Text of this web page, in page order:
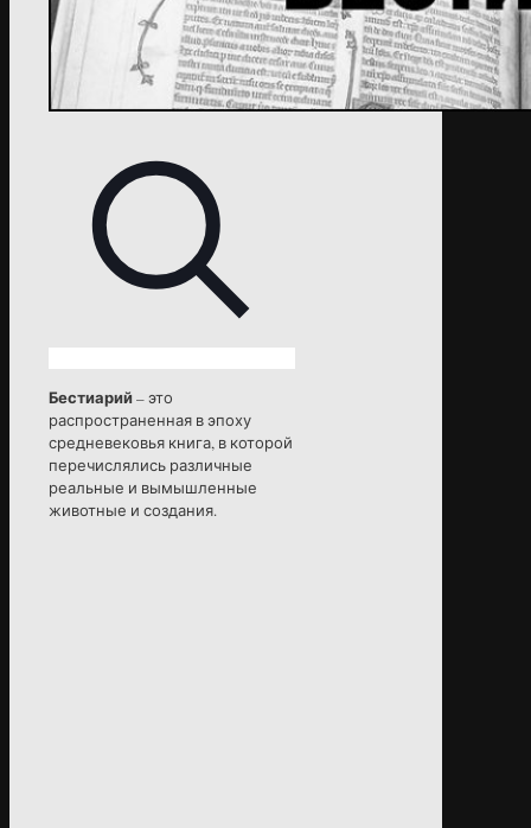
Бестиарий– это
распространенная в эпоху
средневековья книга, в которой
перечислялись различные
реальные и вымышленные
животные и создания.